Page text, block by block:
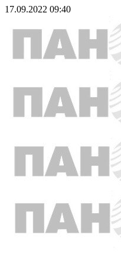
17.09.2022 09:40